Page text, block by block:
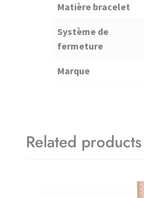
Matière bracelet
Système de
fermeture
Marque
Related products